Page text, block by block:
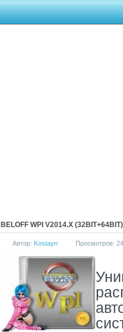
BELOFF WPI V2014.X
Автор: Kostayn Просмотров: